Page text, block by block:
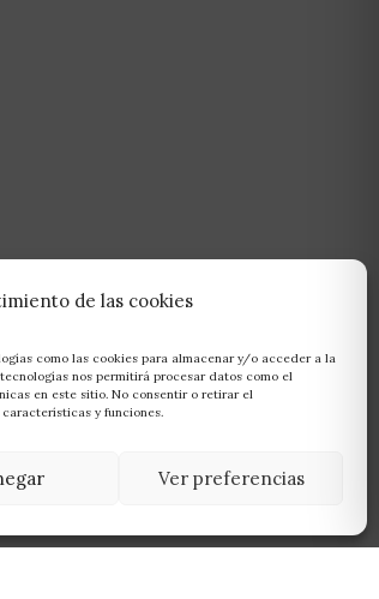
de las cookies
como las cookies para almacenar y/o acceder a la
nos permitirá procesar datos como el
en este sitio. No consentir o retirar el
y funciones.
Ver preferencias